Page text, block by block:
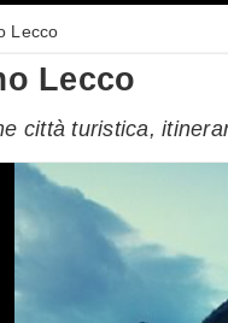
Lecco
Lecco
città turistica,